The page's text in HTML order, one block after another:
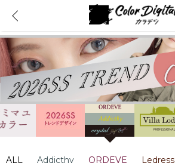
ALL Addicthy ORDEVE Ledress